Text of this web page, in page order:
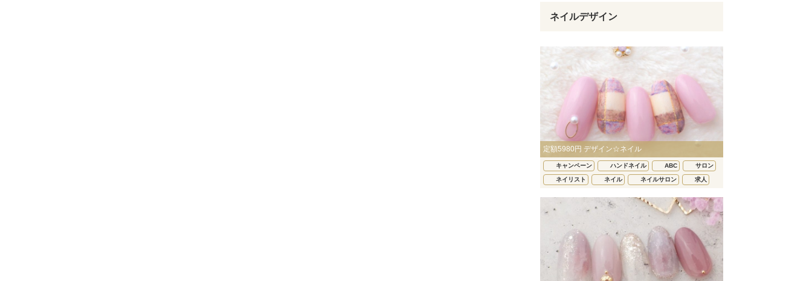
ネイルデザイン
定額5980円 デザイン☆ネイル
キャンペーン ハンドネイル ABC サロン
ネイリスト ネイル ネイルサロン 求人